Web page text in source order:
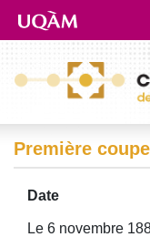
Aller directement au
Première
Date
Le 6 novembre